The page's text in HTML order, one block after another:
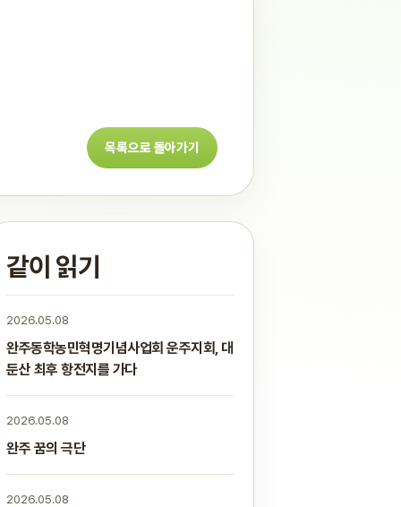
목록으로 돌아가기
같이 읽기
2026.05.08
완주동학농민혁명기념사업회 운주지회, 대
둔산 최후 항전지를 가다
2026.05.08
완주 꿈의 극단
2026.05.08